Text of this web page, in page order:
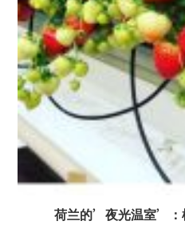
荷兰的’夜光温室’：